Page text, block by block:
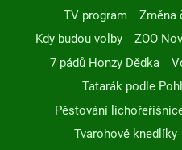
TV program
Změna
Kdy budou volby
ZOO
7 pádů Honzy Dědka
Tatarák podle
Pěstování
Tvarohové knedlíky